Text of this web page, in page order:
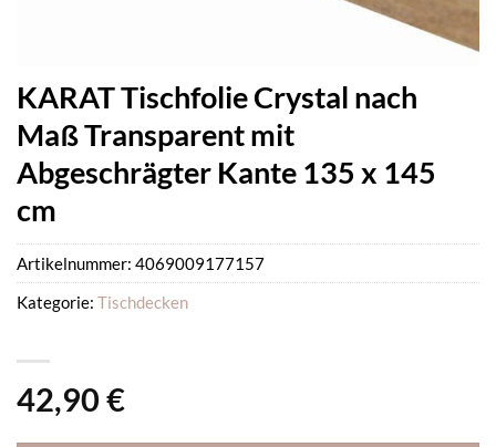
KARAT Tischfolie Crystal nach
Maß Transparent mit
Abgeschrägter Kante 135 x 145
cm
42,90 €
Artikelnummer: 4069009177157
Kategorie: Tischdecken